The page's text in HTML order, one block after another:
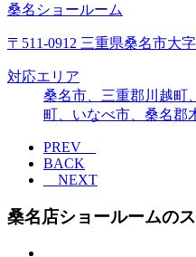
桑名ショールーム
〒511-0912 三重県桑名市大
対応エリア
桑名市、三重郡川越町
町、いなべ市、桑名郡
PREV
BACK
NEXT
桑名店ショールームの